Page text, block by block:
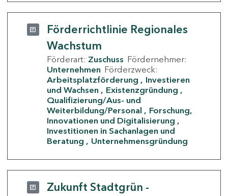
Förderrichtlinie Regionales
Wachstum
Förderart: Zuschuss Fördernehmer:
Unternehmen Förderzweck:
Arbeitsplatzförderung
Investieren
und Wachsen
Existenzgründung
Qualifizierung/Aus- und
Weiterbildung/Personal
Forschung,
Innovationen und Digitalisierung
Investitionen in Sachanlagen und
Beratung
Unternehmensgründung
Zukunft Stadtgrün -